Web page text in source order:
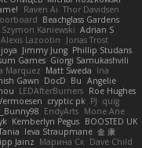
Raven Ai Thor Davidsen
Beachglass Gardens
Szymon Kaniewski Adrian S
Alexis Lazootin
Jonas Trost
Jimmy Jung Phillip Studans
Games Giorgi Samukashvili
Marquez Matt Sweda Ina
Gawn DocD Bu Angelie
LEDAfterBurners Roe Hughes
cryptic pk PJ quig
EndyArts Mone Ane
Kemberlyn Pegus BOOSTED UK
Ieva Straupmane 金 康
Jainz Марина Ск Dave Child